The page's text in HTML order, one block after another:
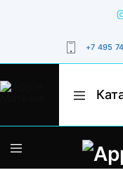
+7 495
Оригинальная
гарантией,
доставкой
по
iPhone